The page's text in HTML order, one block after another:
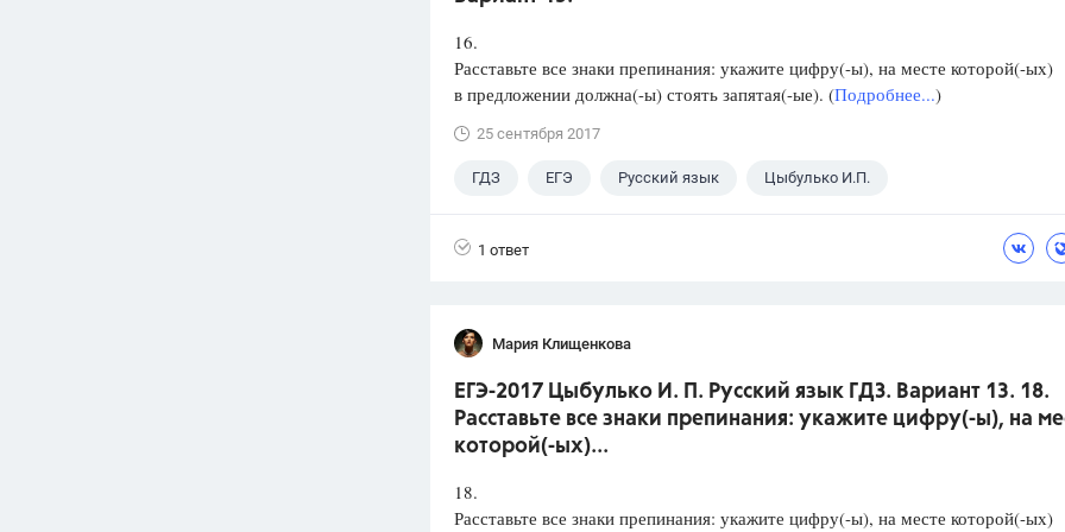
16.
Расставьте все знаки препинания: укажите цифру(-ы), на месте которой(-ых)
в предложении должна(-ы) стоять запятая(-ые). (Подробнее...)
25 сентября 2017
ГДЗ ЕГЭ Русский язык Цыбулько И.П.
1 ответ
Мария Клищенкова
ЕГЭ-2017 Цыбулько И. П. Русский язык ГДЗ. Вариант 13. 18.
Расставьте все знаки препинания: укажите цифру(-ы), на
которой(-ых)...
18.
Расставьте все знаки препинания: укажите цифру(-ы), на месте которой(-ых)